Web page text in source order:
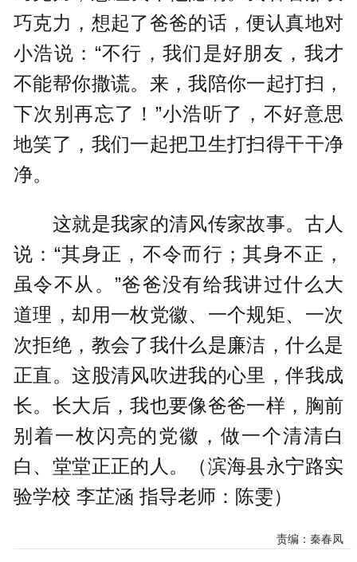
巧克力，想起了爸爸的话，便认真地对
小浩说：“不行，我们是好朋友，我才
不能帮你撒谎。来，我陪你一起打扫，
下次别再忘了！”小浩听了，不好意思
地笑了，我们一起把卫生打扫得干干净
净。
这就是我家的清风传家故事。古人
说：“其身正，不令而行；其身不正，
虽令不从。”爸爸没有给我讲过什么大
道理，却用一枚党徽、一个规矩、一次
次拒绝，教会了我什么是廉洁，什么是
正直。这股清风吹进我的心里，伴我成
长。长大后，我也要像爸爸一样，胸前
别着一枚闪亮的党徽，做一个清清白
白、堂堂正正的人。（滨海县永宁路实
验学校 李芷涵 指导老师：陈雯）
责编：秦春凤